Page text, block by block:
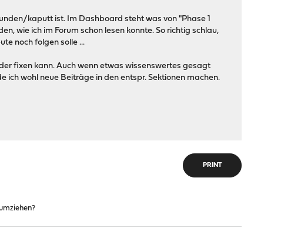
kaputt ist. Im Dashboard steht was von "Phase 1
wie ich im Forum schon lesen konnte. So richtig schlau,
noch folgen solle ...
fixen kann. Auch wenn etwas wissenswertes gesagt
ich wohl neue Beiträge in den entspr. Sektionen machen.
PRINT